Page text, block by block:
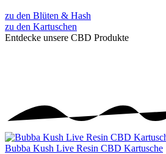
zu den Blüten & Hash
zu den Kartuschen
Entdecke unsere CBD Produkte
Bubba Kush Live Resin CBD Kartusche